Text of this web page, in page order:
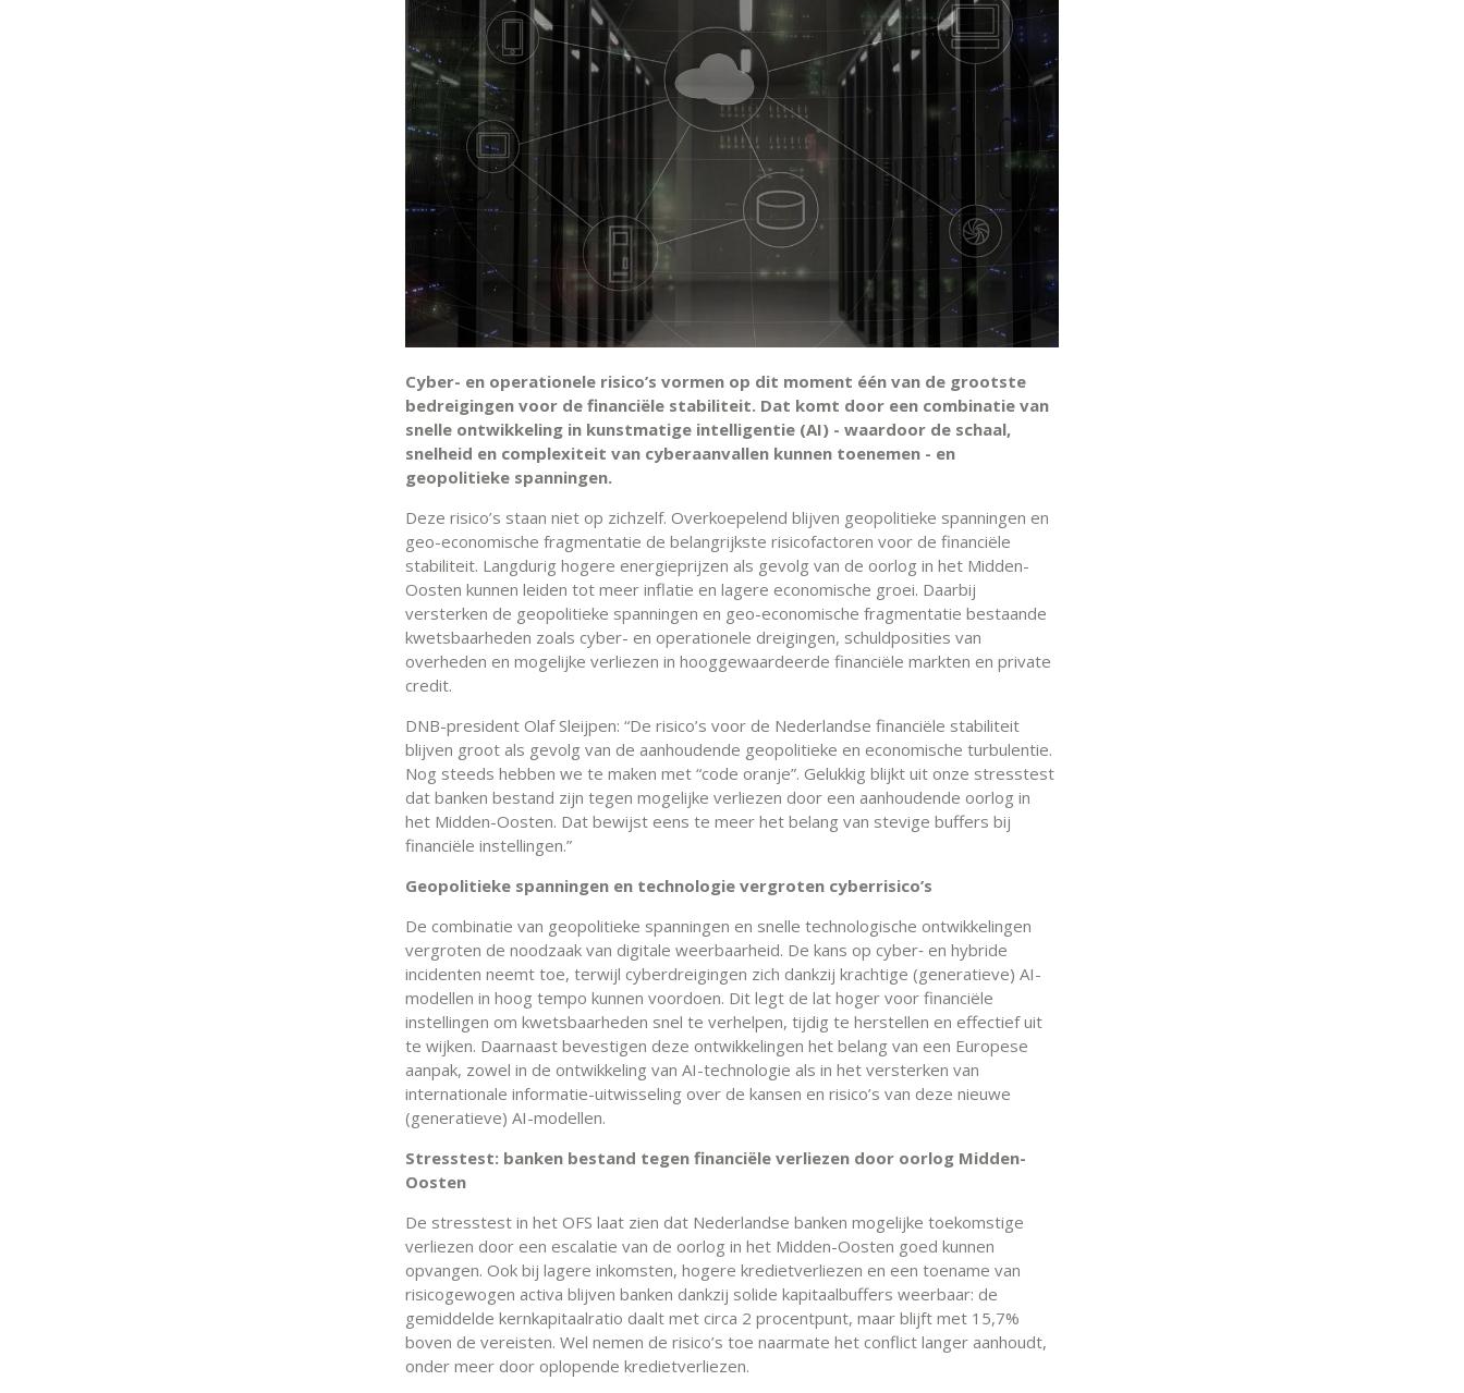
Cyber- en operationele risico’s vormen op dit moment één van de grootste
bedreigingen voor de financiële stabiliteit. Dat komt door een combinatie van
snelle ontwikkeling in kunstmatige intelligentie (AI) - waardoor de schaal,
snelheid en complexiteit van cyberaanvallen kunnen toenemen - en
geopolitieke spanningen.
Deze risico’s staan niet op zichzelf. Overkoepelend blijven geopolitieke spanningen en
geo-economische fragmentatie de belangrijkste risicofactoren voor de financiële
stabiliteit. Langdurig hogere energieprijzen als gevolg van de oorlog in het Midden-
Oosten kunnen leiden tot meer inflatie en lagere economische groei. Daarbij
versterken de geopolitieke spanningen en geo-economische fragmentatie bestaande
kwetsbaarheden zoals cyber- en operationele dreigingen, schuldposities van
overheden en mogelijke verliezen in hooggewaardeerde financiële markten en private
credit.
DNB-president Olaf Sleijpen: “De risico’s voor de Nederlandse financiële stabiliteit
blijven groot als gevolg van de aanhoudende geopolitieke en economische turbulentie.
Nog steeds hebben we te maken met “code oranje”. Gelukkig blijkt uit onze stresstest
dat banken bestand zijn tegen mogelijke verliezen door een aanhoudende oorlog in
het Midden-Oosten. Dat bewijst eens te meer het belang van stevige buffers bij
financiële instellingen.”
Geopolitieke spanningen en technologie vergroten cyberrisico’s
De combinatie van geopolitieke spanningen en snelle technologische ontwikkelingen
vergroten de noodzaak van digitale weerbaarheid. De kans op cyber‑ en hybride
incidenten neemt toe, terwijl cyberdreigingen zich dankzij krachtige (generatieve) AI-
modellen in hoog tempo kunnen voordoen. Dit legt de lat hoger voor financiële
instellingen om kwetsbaarheden snel te verhelpen, tijdig te herstellen en effectief uit
te wijken. Daarnaast bevestigen deze ontwikkelingen het belang van een Europese
aanpak, zowel in de ontwikkeling van AI-technologie als in het versterken van
internationale informatie-uitwisseling over de kansen en risico’s van deze nieuwe
(generatieve) AI-modellen.
Stresstest: banken bestand tegen financiële verliezen door oorlog Midden-
Oosten
De stresstest in het OFS laat zien dat Nederlandse banken mogelijke toekomstige
verliezen door een escalatie van de oorlog in het Midden-Oosten goed kunnen
opvangen. Ook bij lagere inkomsten, hogere kredietverliezen en een toename van
risicogewogen activa blijven banken dankzij solide kapitaalbuffers weerbaar: de
gemiddelde kernkapitaalratio daalt met circa 2 procentpunt, maar blijft met 15,7%
boven de vereisten. Wel nemen de risico’s toe naarmate het conflict langer aanhoudt,
onder meer door oplopende kredietverliezen.